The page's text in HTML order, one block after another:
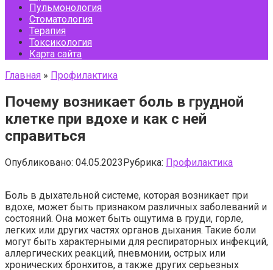
Пульмонология
Стоматология
Терапия
Токсикология
Карта сайта
Главная » Профилактика
Почему возникает боль в грудной
клетке при вдохе и как с ней
справиться
Опубликовано: 04.05.2023Рубрика: Профилактика
Боль в дыхательной системе, которая возникает при
вдохе, может быть признаком различных заболеваний и
состояний. Она может быть ощутима в груди, горле,
легких или других частях органов дыхания. Такие боли
могут быть характерными для респираторных инфекций,
аллергических реакций, пневмонии, острых или
хронических бронхитов, а также других серьезных